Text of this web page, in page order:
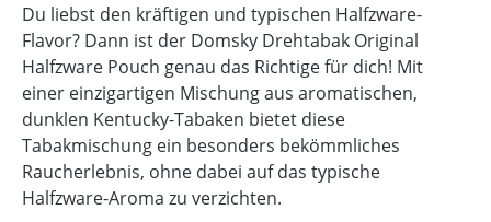
Du liebst den kräftigen und typischen Halfzware-
Flavor? Dann ist der Domsky Drehtabak Original
Halfzware Pouch genau das Richtige für dich! Mit
einer einzigartigen Mischung aus aromatischen,
dunklen Kentucky-Tabaken bietet diese
Tabakmischung ein besonders bekömmliches
Raucherlebnis, ohne dabei auf das typische
Halfzware-Aroma zu verzichten.